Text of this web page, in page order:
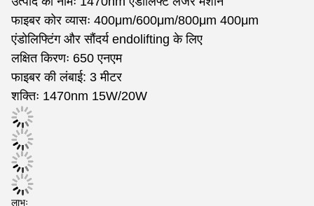
फाइबर कोर व्यासः 400μm/600μm/800μm 400μm
एंडोलिफ्टिंग और सौंदर्य endolifting के लिए
लक्षित किरणः 650 एनएम
फाइबर की लंबाई: 3 मीटर
शक्तिः 1470nm 15W/20W
लाभः